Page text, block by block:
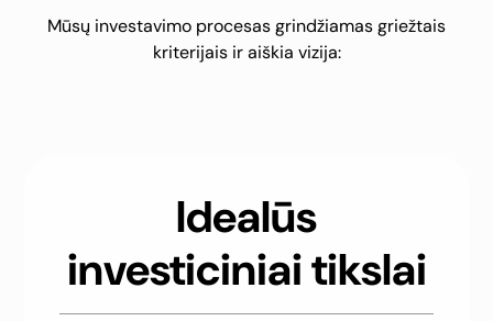
Mūsų investavimo procesas grindžiamas griežtais
kriterijais ir aiškia vizija:
Idealūs
investiciniai tikslai